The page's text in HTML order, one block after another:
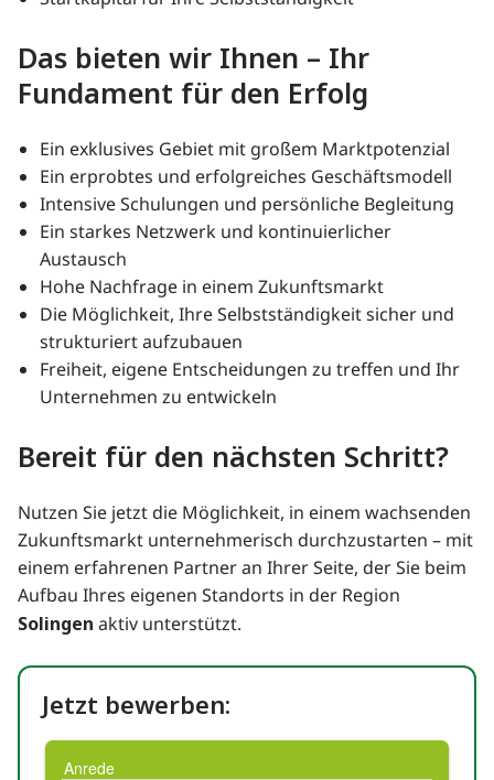
Das bieten wir Ihnen – Ihr
Fundament für den Erfolg
Ein exklusives Gebiet mit großem Marktpotenzial
Ein erprobtes und erfolgreiches Geschäftsmodell
Intensive Schulungen und persönliche Begleitung
Ein starkes Netzwerk und kontinuierlicher
Austausch
Hohe Nachfrage in einem Zukunftsmarkt
Die Möglichkeit, Ihre Selbstständigkeit sicher und
strukturiert aufzubauen
Freiheit, eigene Entscheidungen zu treffen und Ihr
Unternehmen zu entwickeln
Bereit für den nächsten Schritt?
Nutzen Sie jetzt die Möglichkeit, in einem wachsenden
Zukunftsmarkt unternehmerisch durchzustarten – mit
einem erfahrenen Partner an Ihrer Seite, der Sie beim
Aufbau Ihres eigenen Standorts in der Region
Solingen aktiv unterstützt.
Jetzt bewerben: